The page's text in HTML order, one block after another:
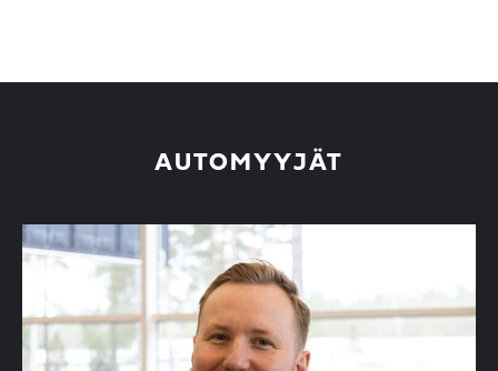
AUTOMYYJÄT